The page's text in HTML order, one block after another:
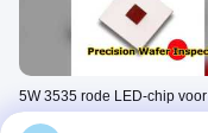
5W 3535 rode LED-chip voor
precisiewaferinspectie